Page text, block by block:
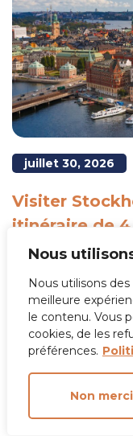
Nous
Nous utilisons
meilleure
le contenu. Vous
cookies, de les
préférences.
Non merci
juillet 30, 2026
Visiter
itinéraire de
ville
Vivre l’expérience
un voyage
des contrastes
traditions héritées
Lire la suite